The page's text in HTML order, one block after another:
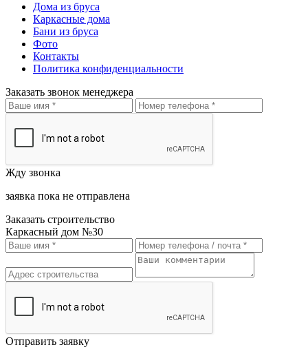
Дома из бруса
Каркасные дома
Бани из бруса
Фото
Контакты
Политика конфиденциальности
Заказать звонок менеджера
Жду звонка
заявка пока не отправлена
Заказать строительство
Каркасный дом №30
Отправить заявку